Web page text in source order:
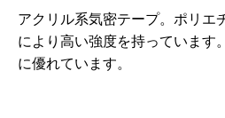
アクリル系気密テープ。ポリエ
により高い強度を持っています
に優れています。